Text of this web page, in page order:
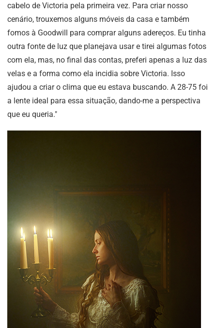
cabelo de Victoria pela primeira vez. Para criar nosso
cenário, trouxemos alguns móveis da casa e também
fomos à Goodwill para comprar alguns adereços. Eu tinha
outra fonte de luz que planejava usar e tirei algumas fotos
com ela, mas, no final das contas, preferi apenas a luz das
velas e a forma como ela incidia sobre Victoria. Isso
ajudou a criar o clima que eu estava buscando. A 28-75 foi
a lente ideal para essa situação, dando-me a perspectiva
que eu queria."